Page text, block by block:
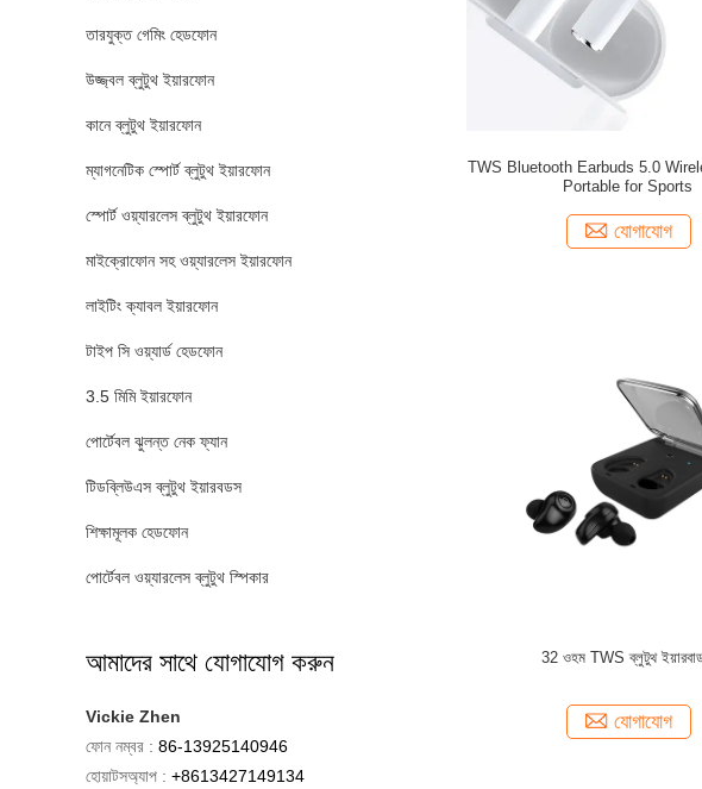
তারযুক্ত গেমিং হেডফোন
উজ্জ্বল ব্লুটুথ ইয়ারফোন
কানে ব্লুটুথ ইয়ারফোন
ম্যাগনেটিক স্পোর্ট ব্লুটুথ ইয়ারফোন
স্পোর্ট ওয়্যারলেস ব্লুটুথ ইয়ারফোন
মাইক্রোফোন সহ ওয়্যারলেস ইয়ারফোন
লাইটিং ক্যাবল ইয়ারফোন
টাইপ সি ওয়্যার্ড হেডফোন
3.5 মিমি ইয়ারফোন
পোর্টেবল ঝুলন্ত নেক ফ্যান
টিডব্লিউএস ব্লুটুথ ইয়ারবডস
শিক্ষামূলক হেডফোন
পোর্টেবল ওয়্যারলেস ব্লুটুথ স্পিকার
আমাদের সাথে যোগাযোগ করুন
Vickie Zhen
ফোন নম্বর : 86-13925140946
হোয়াটসঅ্যাপ : +8613427149134
TWS Bluetooth Earbuds 5.0
Portable for Sports
যোগাযোগ
32 ওহম TWS ব্লুটুথ
যোগাযোগ